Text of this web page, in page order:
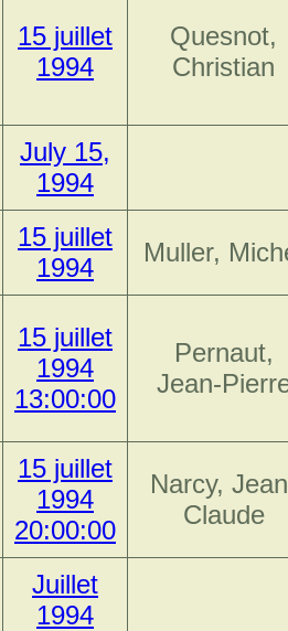
15 juillet
1994
Quesnot,
Christian
July 15,
1994
15 juillet
1994
Muller,
15 juillet
1994
13:00:00
Pernaut,
Jean-
15 juillet
1994
20:00:00
Narcy,
Claude
Juillet
1994